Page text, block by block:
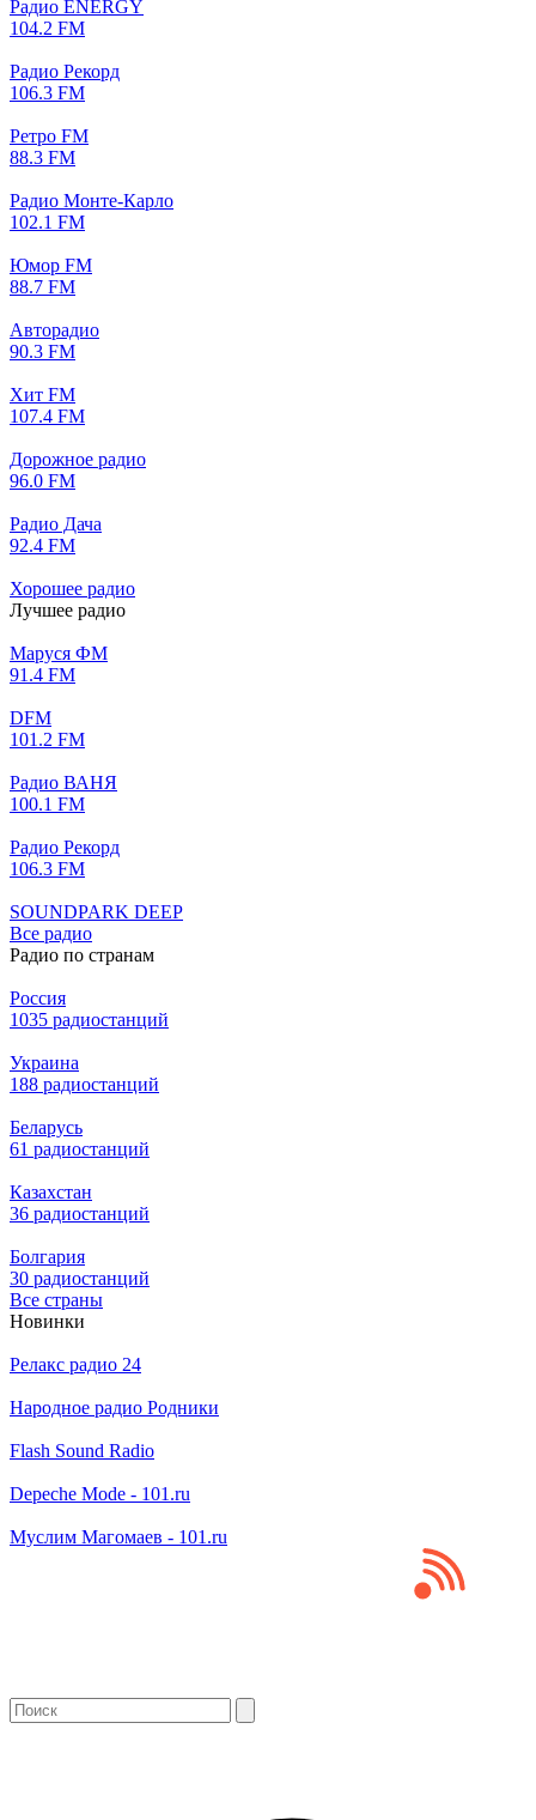
Радио ENERGY
104.2 FM
Радио Рекорд
106.3 FM
Ретро FM
88.3 FM
Радио Монте-Карло
102.1 FM
Юмор FM
88.7 FM
Авторадио
90.3 FM
Хит FM
107.4 FM
Дорожное радио
96.0 FM
Радио Дача
92.4 FM
Хорошее радио
Лучшее радио
Маруся ФМ
91.4 FM
DFM
101.2 FM
Радио ВАНЯ
100.1 FM
Радио Рекорд
106.3 FM
SOUNDPARK DEEP
Все радио
Радио по странам
Россия
1035 радиостанций
Украина
188 радиостанций
Беларусь
61 радиостанций
Казахстан
36 радиостанций
Болгария
30 радиостанций
Все страны
Новинки
Релакс радио 24
Народное радио Родники
Flash Sound Radio
Depeche Mode - 101.ru
Муслим Магомаев - 101.ru